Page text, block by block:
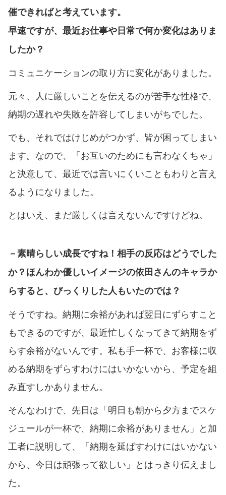
催できればと考えています。
早速ですが、最近お仕事や日常で何か変化はありま
したか？
コミュニケーションの取り方に変化がありました。
元々、人に厳しいことを伝えるのが苦手な性格で、
納期の遅れや失敗を許容してしまいがちでした。
でも、それではけじめがつかず、皆が困ってしまい
ます。なので、「お互いのためにも言わなくちゃ」
と決意して、最近では言いにくいこともわりと言え
るようになりました。
とはいえ、まだ厳しくは言えないんですけどね。
－素晴らしい成長ですね！相手の反応はどうでした
か？ほんわか優しいイメージの依田さんのキャラか
らすると、びっくりした人もいたのでは？
そうですね。納期に余裕があれば翌日にずらすこと
もできるのですが、最近忙しくなってきて納期をず
らす余裕がないんです。私も手一杯で、お客様に収
める納期をずらすわけにはいかないから、予定を組
み直すしかありません。
そんなわけで、先日は「明日も朝から夕方までスケ
ジュールが一杯で、納期に余裕がありません」と加
工者に説明して、「納期を延ばすわけにはいかない
から、今日は頑張って欲しい」とはっきり伝えまし
た。